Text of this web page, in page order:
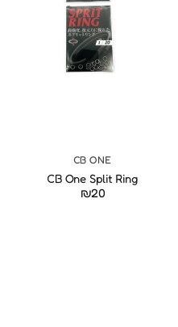
CB ONE
CB One Split Ring
₪20